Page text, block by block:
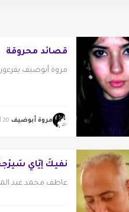
قصائد محروقة
مروة أبوضيف
مروة أبوضيف 20 أغسطس 2019
نفْيكَ إيَّاي
عاطف محمد عبد